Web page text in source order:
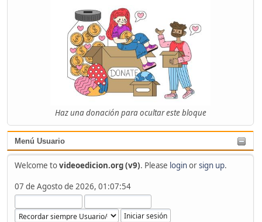
Haz una donación para ocultar este bloque
Menú Usuario
Welcome tovideoedicion.org (v9). Please loginorsign up.
07 de Agosto de 2026, 01:07:54